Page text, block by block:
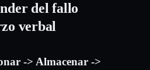
del fallo
verbal
-> Almacenar ->